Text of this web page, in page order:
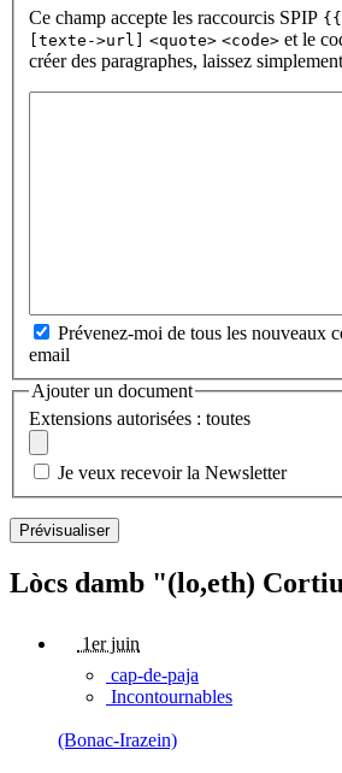
Ce champ accepte les raccourcis SPIP
[texte->url] <quote> <code> et le
créer des paragraphes, laissez
Prévenez-moi de tous les nouveaux
email
Ajouter un document
Extensions autorisées : toutes
Je veux recevoir la Newsletter
Lòcs damb "(lo,eth)
1er juin
cap-de-paja
Incontournables
(Bonac-Irazein)